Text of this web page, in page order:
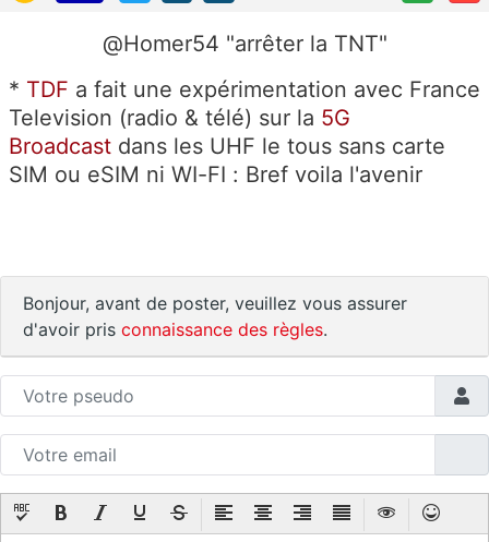
@Homer54 "arrêter la TNT"
* TDF a fait une expérimentation avec France
Television (radio & télé) sur la 5G
Broadcast dans les UHF le tous sans carte
SIM ou eSIM ni WI-FI : Bref voila l'avenir
Bonjour, avant de poster, veuillez vous assurer
d'avoir pris connaissance des règles.